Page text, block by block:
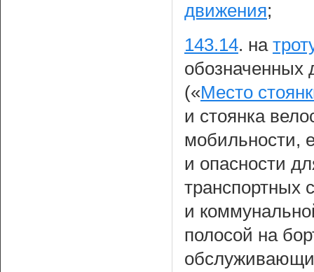
движения;
143.14. на
обозначенных
(«Место
и стоянка
мобильности,
и опасности
транспортных
и
полосой на